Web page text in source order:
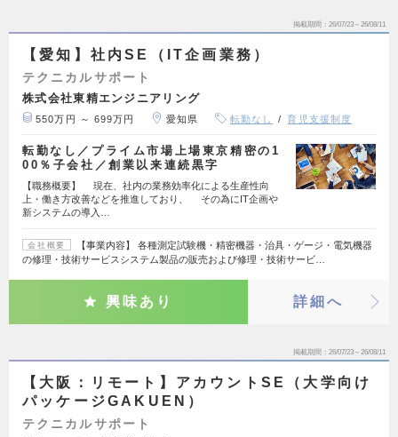
掲載期間 26/07/23～26/08/11
【愛知】社内SE（IT企画業務）
テクニカルサポート
株式会社東精エンジニアリング
550万円 ～ 699万円 愛知県 転勤なし 育児支援制度
転勤なし／プライム市場上場東京精密の1
00％子会社／創業以来連続黒字
【職務概要】 現在、社内の業務効率化による生産性向
上・働き方改善などを推進しており、 その為にIT企画や
新システムの導入…
会社概要
【事業内容】 各種測定試験機・精密機器・治具・ゲージ・電気機器
の修理・技術サービスシステム製品の販売および修理・技術サービ…
興味あり 詳細へ
掲載期間 26/07/23～26/08/11
【大阪：リモート】アカウントSE（大学向け
パッケージGAKUEN）
テクニカルサポート